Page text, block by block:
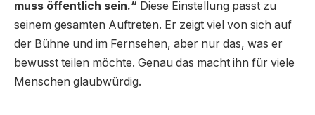
muss öffentlich sein.“ Diese Einstellung passt zu
seinem gesamten Auftreten. Er zeigt viel von sich auf
der Bühne und im Fernsehen, aber nur das, was er
bewusst teilen möchte. Genau das macht ihn für viele
Menschen glaubwürdig.